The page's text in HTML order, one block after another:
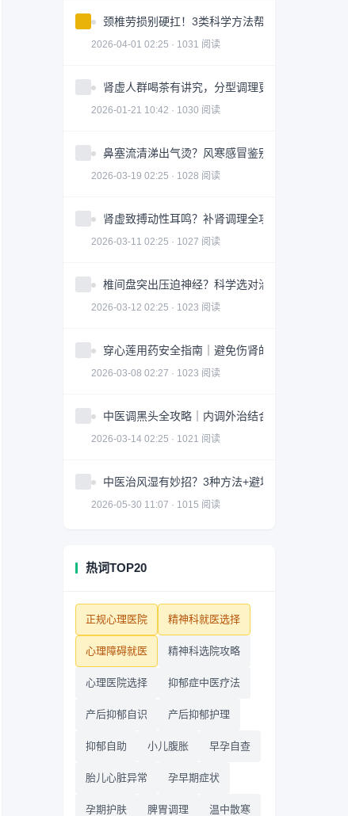
颈椎劳损别硬扛！3类科学方法帮你轻松缓解｜实
2026-04-01 02:25 · 1031 阅读
肾虚人群喝茶有讲究，分型调理更有效
2026-01-21 10:42 · 1030 阅读
鼻塞流清涕出气烫？风寒感冒鉴别指南全攻略
2026-03-19 02:25 · 1028 阅读
肾虚致搏动性耳鸣？补肾调理全攻略｜实用指南
2026-03-11 02:25 · 1027 阅读
椎间盘突出压迫神经？科学选对治疗方案全攻略
2026-03-12 02:25 · 1023 阅读
穿心莲用药安全指南｜避免伤肾的3大关键因素
2026-03-08 02:27 · 1023 阅读
中医调黑头全攻略｜内调外治结合改善皮肤问题
2026-03-14 02:25 · 1021 阅读
中医治风湿有妙招？3种方法+避坑指南助你科学
2026-05-30 11:07 · 1015 阅读
热词TOP20
正规心理医院 精神科就医选择
心理障碍就医 精神科选院攻略
心理医院选择 抑郁症中医疗法
产后抑郁自识 产后抑郁护理
抑郁自助 小儿腹胀 早孕自查
胎儿心脏异常 孕早期症状
孕期护肤 脾胃调理 温中散寒